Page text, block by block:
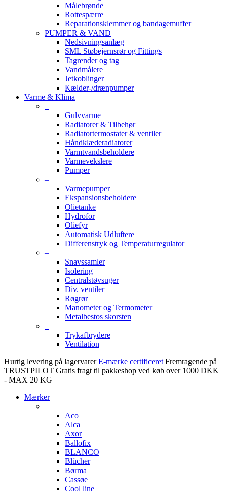
Målebrønde
Rottespærre
Reparationsklemmer og bandagemuffer
PUMPER & VAND
Nedsivningsanlæg
SML Støbejernsrør og Fittings
Tagrender og tag
Vandmålere
Jetkoblinger
Kælder-/drænpumper
Varme & Klima
–
Gulvvarme
Radiatorer & Tilbehør
Radiatortermostater & ventiler
Håndklæderadiatorer
Varmtvandsbeholdere
Varmevekslere
Pumper
–
Varmepumper
Ekspansionsbeholdere
Olietanke
Hydrofor
Oliefyr
Automatisk Udluftere
Differenstryk og Temperaturregulator
–
Snavssamler
Isolering
Centralstøvsuger
Div. ventiler
Røgrør
Manometer og Termometer
Metalbestos skorsten
–
Trykafbrydere
Ventilation
Hurtig levering på lagervarer E-mærke certificeret Fremragende på
TRUSTPILOT Gratis fragt til pakkeshop ved køb over 1000 DKK
- MAX 20 KG
Mærker
–
Aco
Alca
Axor
Ballofix
BLANCO
Blücher
Børma
Cassøe
Cool line